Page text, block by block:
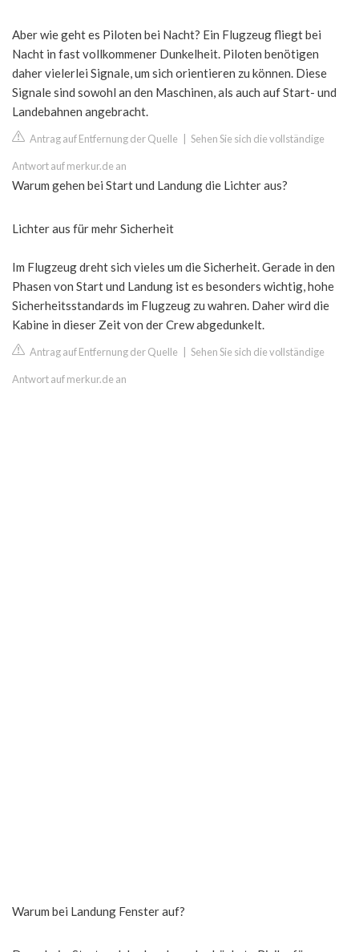
Aber wie geht es Piloten bei Nacht? Ein Flugzeug fliegt bei
Nacht in fast vollkommener Dunkelheit. Piloten benötigen
daher vielerlei Signale, um sich orientieren zu können. Diese
Signale sind sowohl an den Maschinen, als auch auf Start- und
Landebahnen angebracht.
Antrag auf Entfernung der Quelle Sehen Sie sich die vollständige
Antwort auf merkur.de an
Warum gehen bei Start und Landung die Lichter aus?
Lichter aus für mehr Sicherheit
Im Flugzeug dreht sich vieles um die Sicherheit. Gerade in den
Phasen von Start und Landung ist es besonders wichtig, hohe
Sicherheitsstandards im Flugzeug zu wahren. Daher wird die
Kabine in dieser Zeit von der Crew abgedunkelt.
Antrag auf Entfernung der Quelle Sehen Sie sich die vollständige
Antwort auf merkur.de an
Warum bei Landung Fenster auf?